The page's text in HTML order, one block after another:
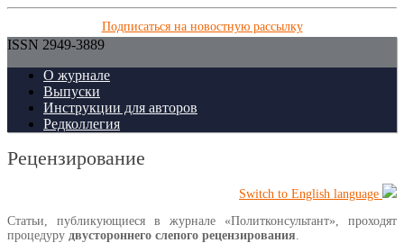
Подписаться на новостную рассылку
ISSN 2949-3889
О журнале
Выпуски
Инструкции для авторов
Редколлегия
Рецензирование
Switch to English language
Статьи, публикующиеся в журнале «Политконсультант», проходят
процедуру двустороннего слепого рецензирования